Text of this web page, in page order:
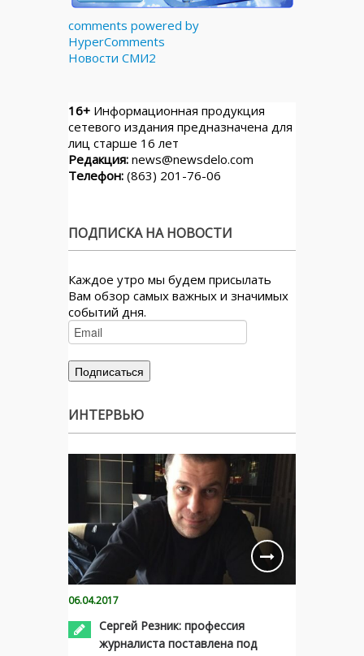
comments powered by
HyperComments
Новости СМИ2
16+ Информационная продукция
сетевого издания предназначена для
лиц старше 16 лет
Редакция: news@newsdelo.com
Телефон: (863) 201-76-06
ПОДПИСКА НА НОВОСТИ
Каждое утро мы будем присылать
Вам обзор самых важных и значимых
событий дня.
ИНТЕРВЬЮ
06.04.2017
Сергей Резник: профессия
журналиста поставлена под